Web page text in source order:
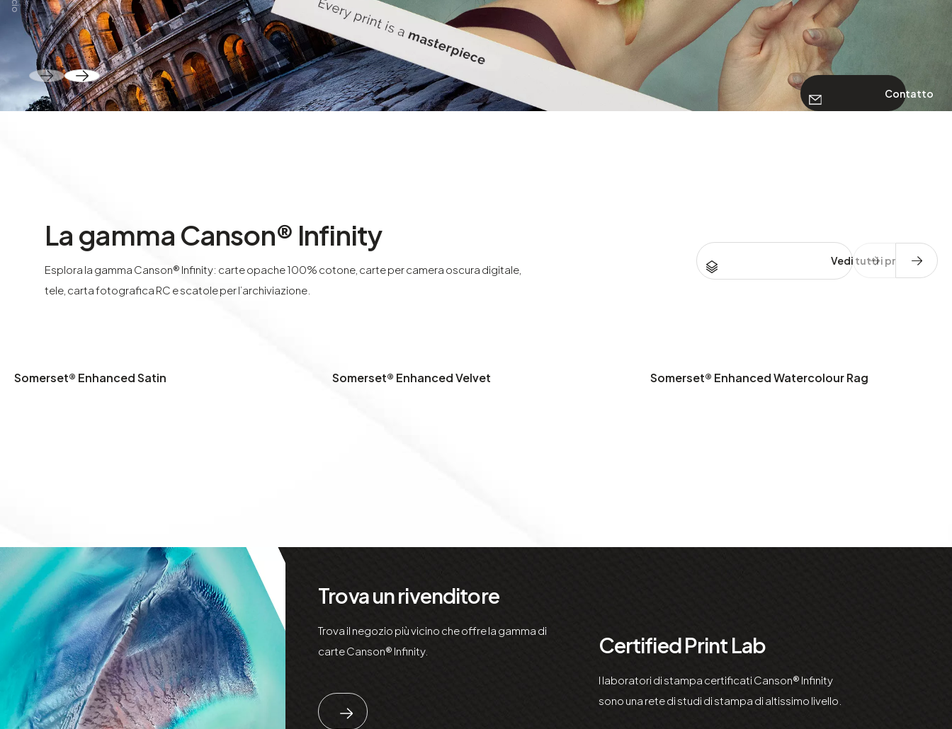
La gamma Canson® Infinity
Esplora la gamma Canson® Infinity: carte opache 100% cotone, carte per camera oscura digitale,
tele, carta fotografica RC e scatole per l’archiviazione.
Somerset® Enhanced Satin Somerset® Enhanced Velvet Somerset® Enhanced Watercolour Rag
Trova un rivenditore
Trova il negozio più vicino che offre la gamma di
carte Canson® Infinity.
Certified Print Lab
I laboratori di stampa certificati Canson® Infinity
sono una rete di studi di stampa di altissimo livello.